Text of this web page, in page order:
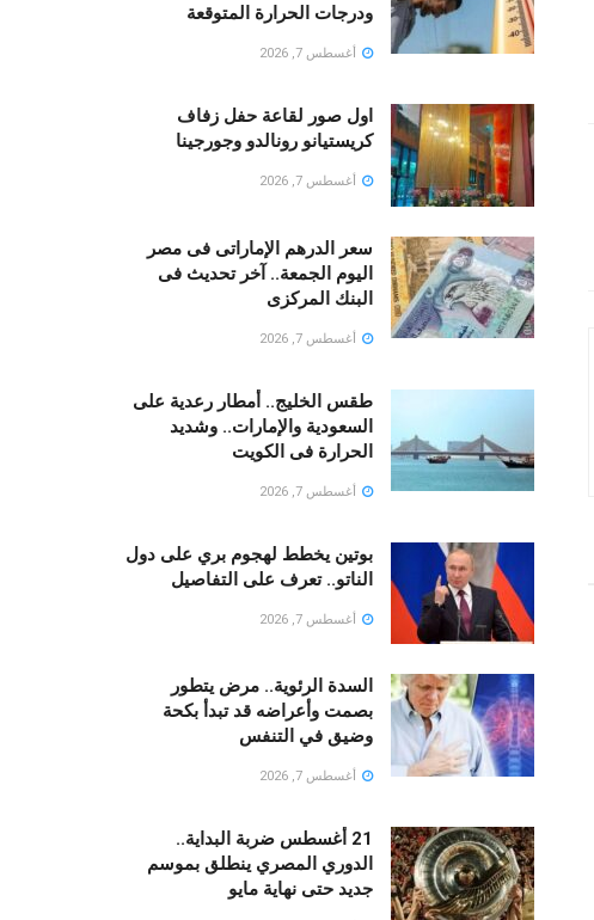
ودرجات الحرارة المتوقعة
أغسطس 7, 2026
اول صور لقاعة حفل زفاف
كريستيانو رونالدو وجورجينا
أغسطس 7, 2026
سعر الدرهم الإماراتى فى مصر
اليوم الجمعة.. آخر تحديث فى
البنك المركزى
أغسطس 7, 2026
طقس الخليج.. أمطار رعدية على
السعودية والإمارات.. وشديد
الحرارة فى الكويت
أغسطس 7, 2026
بوتين يخطط لهجوم بري على دول
الناتو.. تعرف على التفاصيل
أغسطس 7, 2026
السدة الرئوية.. مرض يتطور
بصمت وأعراضه قد تبدأ بكحة
وضيق في التنفس
أغسطس 7, 2026
21 أغسطس ضربة البداية..
الدوري المصري ينطلق بموسم
جديد حتى نهاية مايو